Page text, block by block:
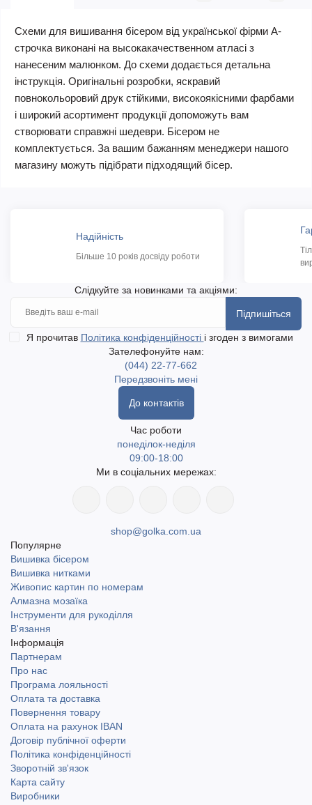
Схеми для вишивання бісером від української фірми А-
строчка виконані на высокакачественном атласі з
нанесеним малюнком. До схеми додається детальна
інструкція. Оригінальні розробки, яскравий
повнокольоровий друк стійкими, високоякісними фарбами
і широкий асортимент продукції допоможуть вам
створювати справжні шедеври. Бісером не
комплектується. За вашим бажанням менеджери нашого
магазину можуть підібрати підходящий бісер.
Надійність
Більше 10 років досвіду роботи
Слідкуйте за новинками та акціями:
Підпишіться
Я прочитав Політика конфіденційності і згоден з вимогами
Зателефонуйте нам:
(044) 22-77-662
Передзвоніть мені
До контактів
Час роботи
понеділок-неділя
09:00-18:00
Ми в соціальних мережах:
shop@golka.com.ua
Популярне
Вишивка бісером
Вишивка нитками
Живопис картин по номерам
Алмазна мозаїка
Інструменти для рукоділля
В'язання
Інформація
Партнерам
Про нас
Програма лояльності
Оплата та доставка
Повернення товару
Оплата на рахунок IBAN
Договір публічної оферти
Політика конфіденційності
Зворотній зв'язок
Карта сайту
Виробники